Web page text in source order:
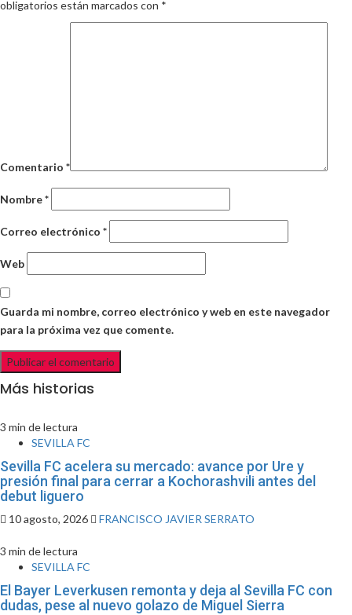
obligatorios están marcados con *
Comentario *
Nombre*
Correo electrónico *
Web
Guarda mi nombre, correo electrónico y web en este navegador
para la próxima vez que comente.
Más historias
3 min de lectura
SEVILLA FC
Sevilla FC acelera su mercado: avance por Ure y
presión final para cerrar a Kochorashvili antes del
debut liguero
10 agosto, 2026 FRANCISCO JAVIER SERRATO
3 min de lectura
SEVILLA FC
El Bayer Leverkusen remonta y deja al Sevilla FC con
dudas, pese al nuevo golazo de Miguel Sierra